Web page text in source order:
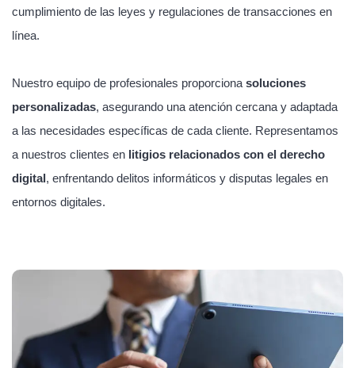
cumplimiento de las leyes y regulaciones de transacciones en
línea.
Nuestro equipo de profesionales proporciona soluciones
personalizadas, asegurando una atención cercana y adaptada
a las necesidades específicas de cada cliente. Representamos
a nuestros clientes en litigios relacionados con el derecho
digital, enfrentando delitos informáticos y disputas legales en
entornos digitales.